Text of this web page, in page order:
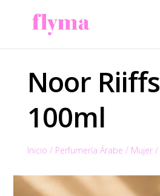
Noor Riiffs
100ml
Inicio / Perfumería Árabe / Mujer/